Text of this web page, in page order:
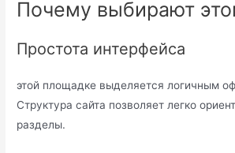
Почему выбирают
Простота интерфейса
этой площадке выделяется логичным
Структура сайта позволяет легко
разделы.